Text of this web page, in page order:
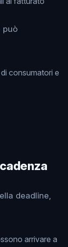
può
consumatori e
deadline,
arrivare a